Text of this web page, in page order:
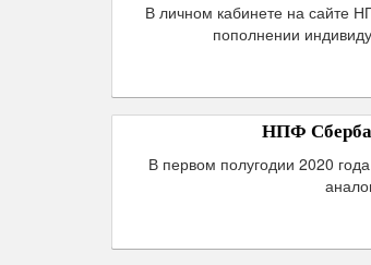
В личном кабинете на сайте
пополнении
НПФ
В первом полугодии 2020